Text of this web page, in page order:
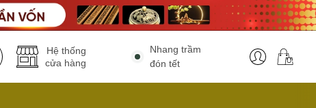
Hệ thống
cửa hàng
Nhang trầm
đón tết